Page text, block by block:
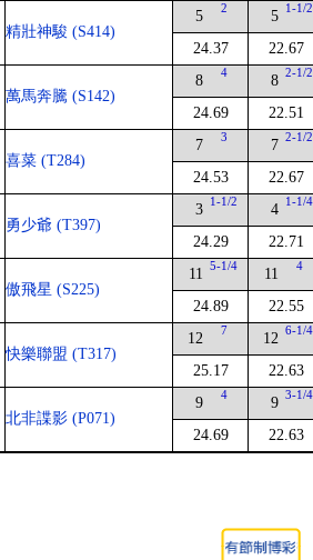
精壯神駿 (S414)
5 2
24.37
5 1-1/2
22.67
萬馬奔騰 (S142)
8 4
24.69
8 2-1/2
22.51
喜菜 (T284)
7 3
24.53
7 2-1/2
22.67
勇少爺 (T397)
3 1-1/2
24.29
4 1-1/4
22.71
傲飛星 (S225)
11 5-1/4
24.89
11 4
22.55
快樂聯盟 (T317)
12 7
25.17
12 6-1/4
22.63
北非諜影 (P071)
9 4
24.69
9 3-1/4
22.63